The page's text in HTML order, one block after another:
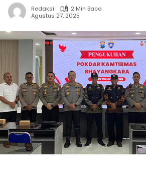
Redaksi
2 Min Baca
Agustus 27, 2025